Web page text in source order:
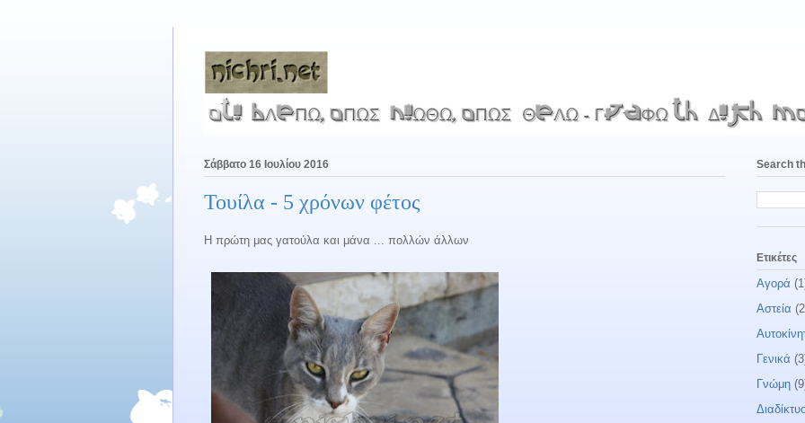
Σάββατο 16 Ιουλίου 2016
Τουίλα - 5 χρόνων φέτος
Η πρώτη μας γατούλα και μάνα ... πολλών άλλων
Search
Ετικέτες
Αγορά
Αστεία
Γενικά
Γνώμη